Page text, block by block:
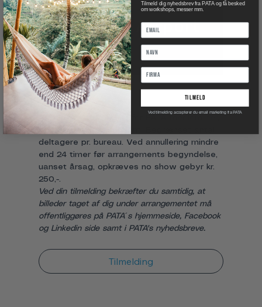
BEMÆRK
der har betalt kontingent. Begrænset antal
deltagere pr. bureau. Ved annullering mindre
end 24 timer før arrangements begyndelse,
uanset årsag, opkræves no show gebyr kr.
250,-.
Ved din tilmelding bekræfter du samtidig, at
billeder taget af dig under arrangementet må
offentliggøres på PATA´s hjemmeside, Facebook
og Linkedin side samt i PATA's nyhedsbreve.
Tilmelding
Tilmeld dig nyhedsbrev fra PATA og få besked
om workshops, messer mm.
tilmeld
Ved tilmelding accepterer du email marketing fra PATA